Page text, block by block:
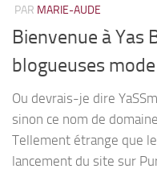
PAR MARIE-AUDE
Bienvenue à Yas
blogueuses mode
Ou devrais-je dire
sinon ce nom de
Tellement étrange que
lancement du site sur